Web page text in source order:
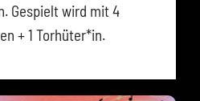
Gespielt wird mit 4
+ 1 Torhüter*in.